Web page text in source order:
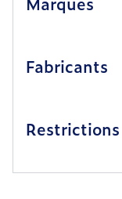
Fabricants